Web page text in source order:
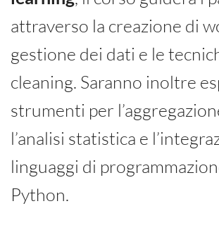
attraverso la creazione di
gestione dei dati e le
cleaning. Saranno inoltre
strumenti per
l’analisi statistica e
linguaggi di
Python.